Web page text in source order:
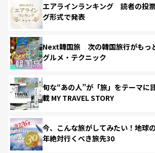
エアラインランキング 読者の投
グ形式で発表
Next韓国旅 次の韓国旅行がもっ
グルメ・テクニック
旬な“あの人”が「旅」をテーマに
載 MY TRAVEL STORY
今、こんな旅がしてみたい！地球
年絶対行くべき旅先30